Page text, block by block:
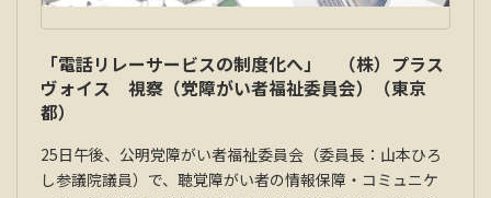
「電話リレーサービスの制度化へ」 （株）プラス
ヴォイス 視察（党障がい者福祉委員会）（東京
都）
25日午後、公明党障がい者福祉委員会（委員長：山本ひろ
し参議院議員）で、聴覚障がい者の情報保障・コミュニケ